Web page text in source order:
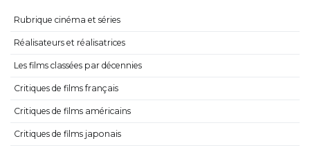
Rubrique cinéma et séries
Réalisateurs et réalisatrices
Les films classées par décennies
Critiques de films français
Critiques de films américains
Critiques de films japonais